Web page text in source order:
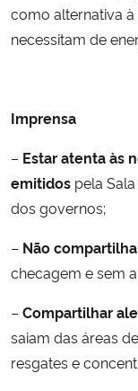
como alternativa
necessitam de
Imprensa
– Estar atenta às
emitidos pela
dos governos;
– Não
checagem e sem
– Compartilhar
saiam das áreas
resgates e